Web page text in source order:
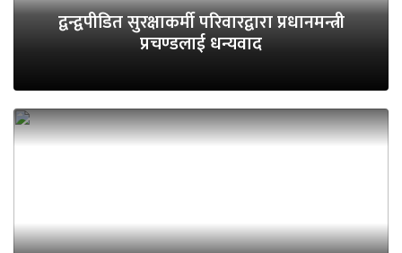
द्वन्द्वपीडित सुरक्षाकर्मी परिवारद्वारा प्रधानमन्त्री
प्रचण्डलाई धन्यवाद